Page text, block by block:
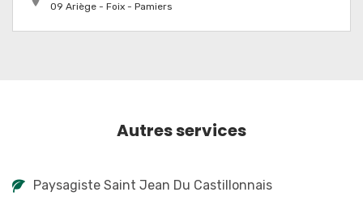
09 Ariège - Foix - Pamiers
Autres services
Paysagiste Saint Jean Du Castillonnais